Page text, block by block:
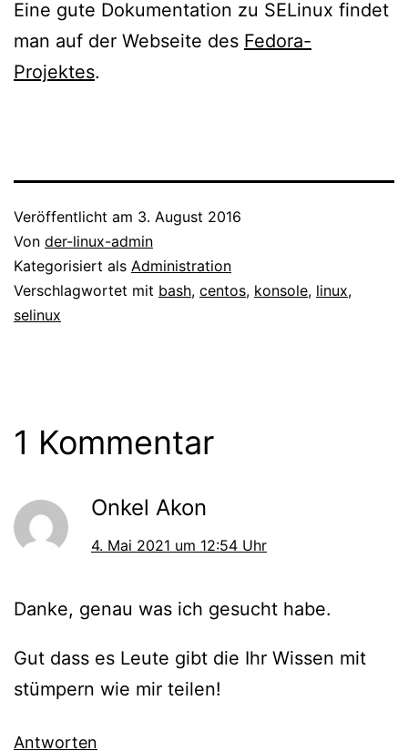
Eine gute Dokumentation zu SELinux findet
man auf der Webseite des Fedora-
Projektes.
Veröffentlicht am 3. August 2016
Von der-linux-admin
Kategorisiert als Administration
Verschlagwortet mit bash, centos, konsole, linux,
selinux
1 Kommentar
Onkel Akon
4. Mai 2021 um 12:54 Uhr
Danke, genau was ich gesucht habe.
Gut dass es Leute gibt die Ihr Wissen mit
stümpern wie mir teilen!
Antworten